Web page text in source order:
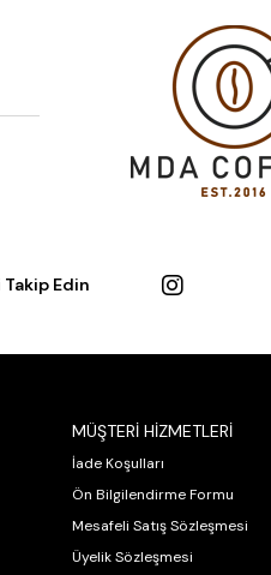
Takip Edin
MÜŞTERİ HİZMETLERİ
İade Koşulları
Ön Bilgilendirme Formu
Mesafeli Satış Sözleşmesi
Üyelik Sözleşmesi